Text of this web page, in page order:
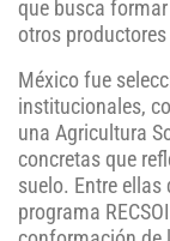
que busca
otros
México fue
institucionales,
una Agricultura
concretas que
suelo. Entre
programa